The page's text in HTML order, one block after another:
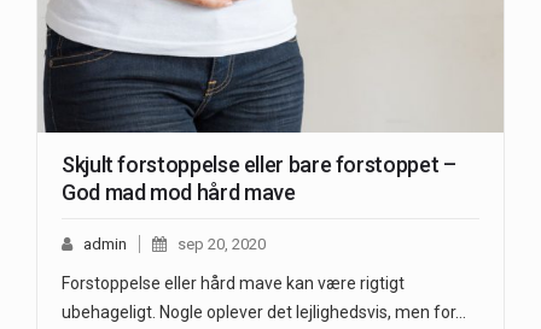
Skjult forstoppelse eller bare forstoppet –
God mad mod hård mave
admin sep 20, 2020
Forstoppelse eller hård mave kan være rigtigt
ubehageligt. Nogle oplever det lejlighedsvis, men for…